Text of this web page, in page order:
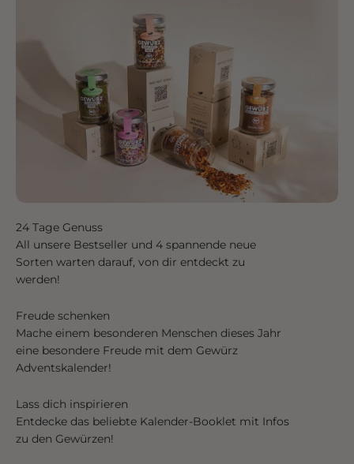
24 Tage Genuss
All unsere Bestseller und 4 spannende neue
Sorten warten darauf, von dir entdeckt zu
werden!
Freude schenken
Mache einem besonderen Menschen dieses Jahr
eine besondere Freude mit dem Gewürz
Adventskalender!
Lass dich inspirieren
Entdecke das beliebte Kalender-Booklet mit Infos
zu den Gewürzen!